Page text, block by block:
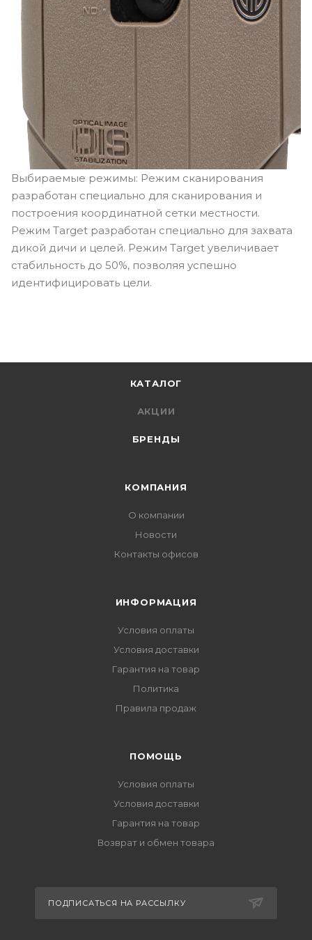
Выбираемые режимы: Режим сканирования
разработан специально для сканирования и
построения координатной сетки местности.
Режим Target разработан специально для захвата
дикой дичи и целей. Режим Target увеличивает
стабильность до 50%, позволяя успешно
идентифицировать цели.
КАТАЛОГ
АКЦИИ
БРЕНДЫ
КОМПАНИЯ
О компании
Новости
Контакты офисов
ИНФОРМАЦИЯ
Условия оплаты
Условия доставки
Гарантия на товар
Политика
Правила продаж
ПОМОЩЬ
Условия оплаты
Условия доставки
Гарантия на товар
Возврат и обмен товара
ПОДПИСАТЬСЯ НА РАССЫЛКУ